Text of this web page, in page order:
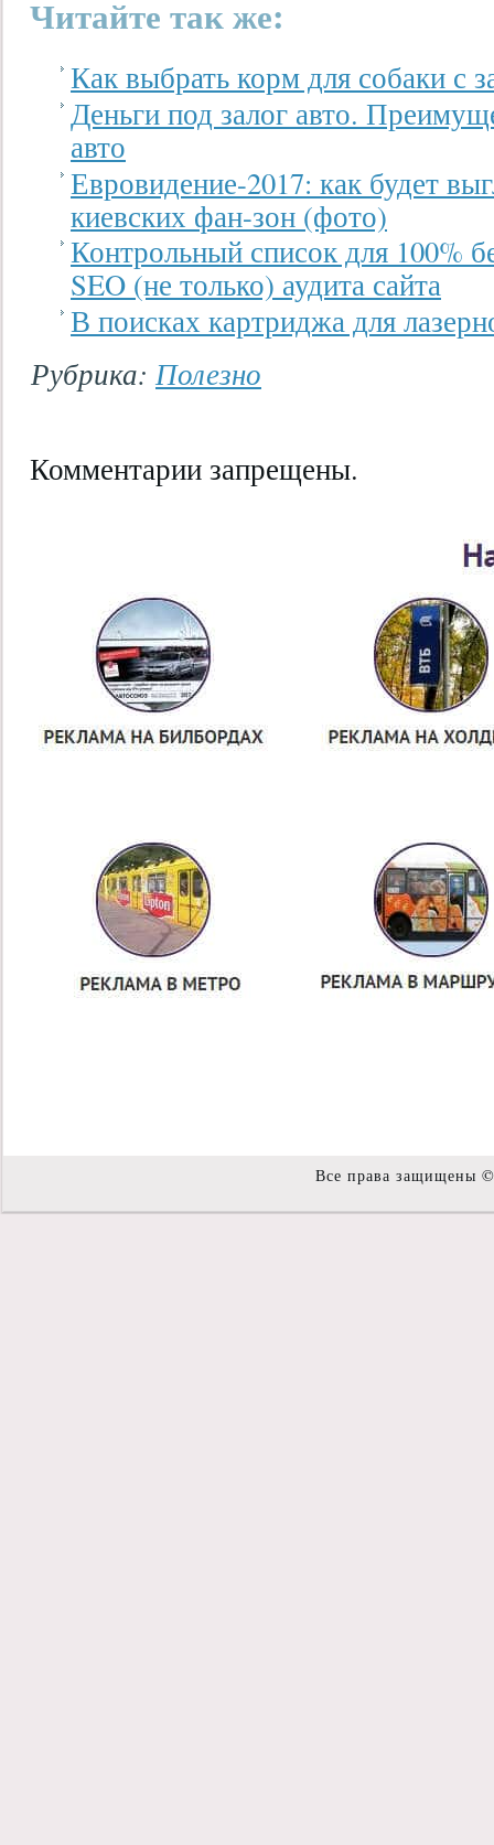
Читайте так же:
Как выбрать корм для собаки с
Деньги под залог авто.
авто
Евровидение-2017: как будет
киевских фан-зон (фото)
Контрольный список для 100%
SEO (не только) аудита сайта
В поисках картриджа для
Рубрика:Полезно
Комментарии запрещены.
Все права защищены